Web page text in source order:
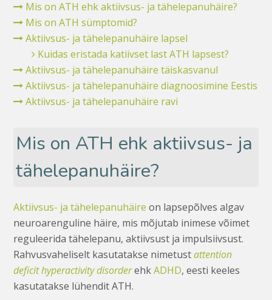
Mis on ATH ehk aktiivsus- ja tähelepanuhäire?
Mis on ATH sümptomid?
Aktiivsus- ja tähelepanuhäire lapsel
Kuidas eristada katiivset last ATH lapsest?
Aktiivsus- ja tähelepanuhäire täiskasvanul
Aktiivsus- ja tähelepanuhäire diagnoosimine Eestis
Aktiivsus- ja tähelepanuhäire ravi
Mis on ATH ehk aktiivsus- ja
tähelepanuhäire?
Aktiivsus- ja tähelepanuhäire on lapsepõlves algav
neuroarenguline häire, mis mõjutab inimese võimet
reguleerida tähelepanu, aktiivsust ja impulsiivsust.
Rahvusvaheliselt kasutatakse nimetustattention
deficit hyperactivity disorderehkADHD, eesti keeles
kasutatakse lühendit ATH.